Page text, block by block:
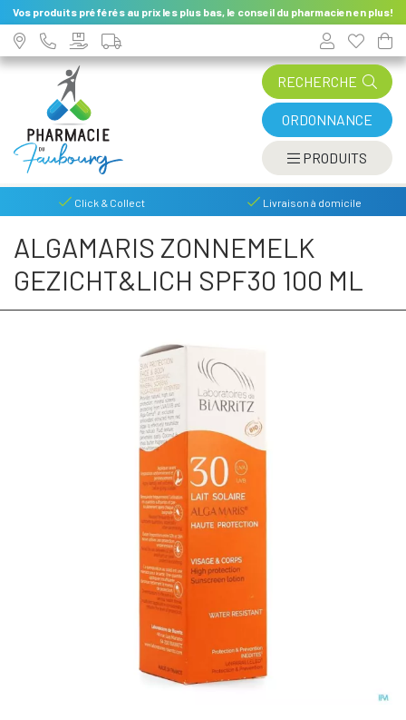
Vos produits préférés au prix les plus bas, le conseil du pharmacien en plus!
RECHERCHE
ORDONNANCE
PRODUITS
Click & Collect Livraison à domicile
ALGAMARIS ZONNEMELK
GEZICHT&LICH SPF30 100 ML